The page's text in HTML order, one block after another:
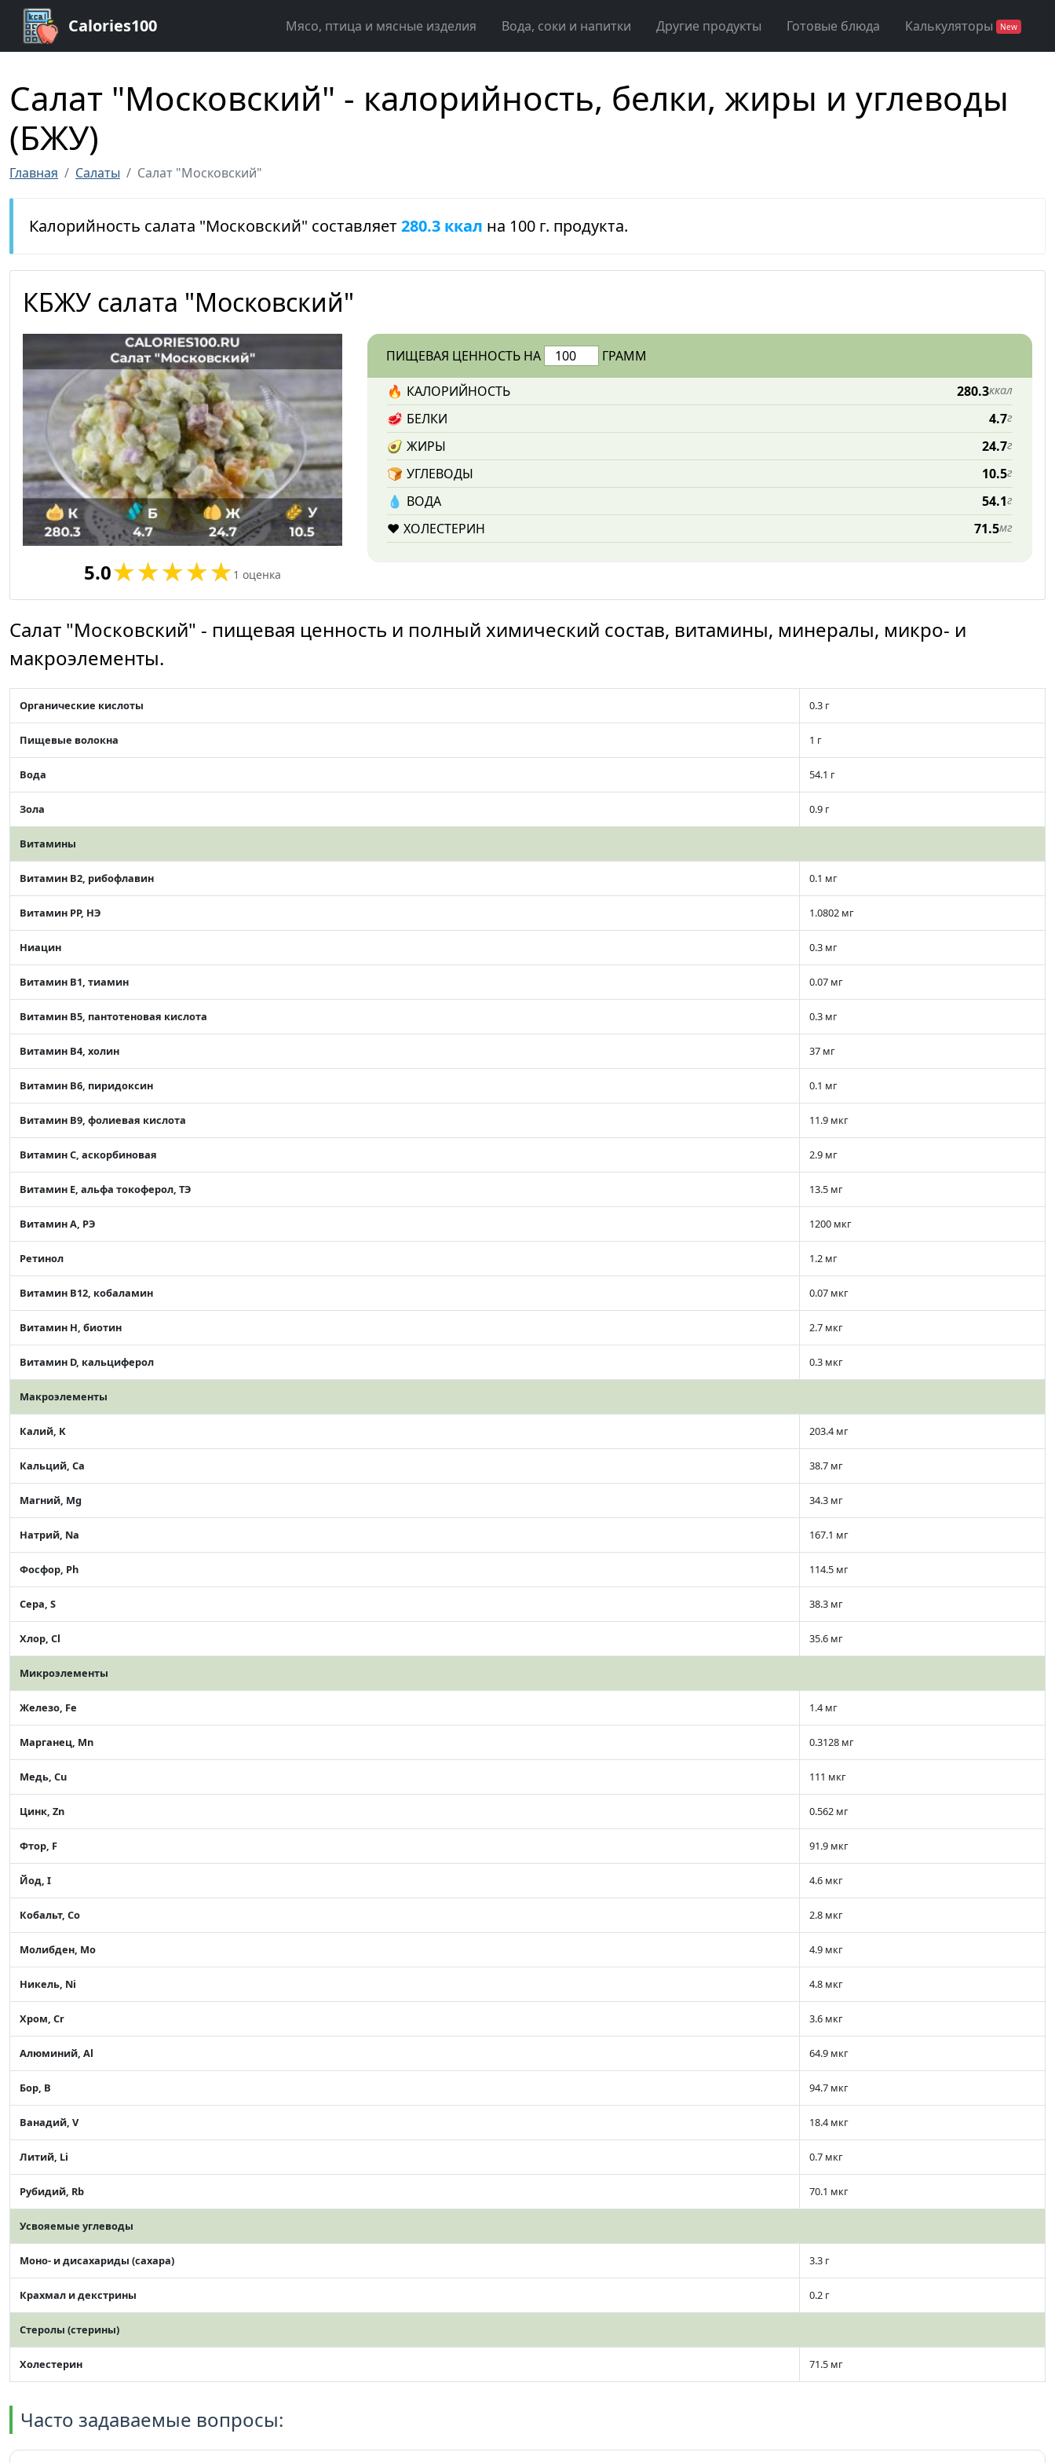
Calories100 Мясо, птица и мясные изделия Вода, соки и напитки Другие продукты Готовые блюда Калькуляторы New
Салат "Московский" - калорийность, белки, жиры и углеводы
(БЖУ)
Главная Салаты Салат "Московский"
Калорийность салата "Московский" составляет280.3 ккал на 100 г. продукта.
КБЖУ салата "Московский"
5.0 1 оценка
ПИЩЕВАЯ ЦЕННОСТЬ НА ГРАММ
🔥 КАЛОРИЙНОСТЬ 280.3ккал
🥩 БЕЛКИ 4.7г
🥑 ЖИРЫ 24.7г
🍞 УГЛЕВОДЫ 10.5г
💧️ ВОДА 54.1г
❤️ ХОЛЕСТЕРИН 71.5мг
Салат "Московский" - пищевая ценность и полный химический состав, витамины, минералы, микро- и
макроэлементы.
Органические кислоты 0.3 г
Пищевые волокна 1 г
Вода 54.1 г
Зола 0.9 г
Витамины
Витамин В2, рибофлавин 0.1 мг
Витамин РР, НЭ 1.0802 мг
Ниацин 0.3 мг
Витамин В1, тиамин 0.07 мг
Витамин В5, пантотеновая кислота 0.3 мг
Витамин В4, холин 37 мг
Витамин В6, пиридоксин 0.1 мг
Витамин В9, фолиевая кислота 11.9 мкг
Витамин C, аскорбиновая 2.9 мг
Витамин Е, альфа токоферол, ТЭ 13.5 мг
Витамин А, РЭ 1200 мкг
Ретинол 1.2 мг
Витамин В12, кобаламин 0.07 мкг
Витамин Н, биотин 2.7 мкг
Витамин D, кальциферол 0.3 мкг
Макроэлементы
Калий, K 203.4 мг
Кальций, Ca 38.7 мг
Магний, Mg 34.3 мг
Натрий, Na 167.1 мг
Фосфор, Ph 114.5 мг
Сера, S 38.3 мг
Хлор, Cl 35.6 мг
Микроэлементы
Железо, Fe 1.4 мг
Марганец, Mn 0.3128 мг
Медь, Cu 111 мкг
Цинк, Zn 0.562 мг
Фтор, F 91.9 мкг
Йод, I 4.6 мкг
Кобальт, Co 2.8 мкг
Молибден, Mo 4.9 мкг
Никель, Ni 4.8 мкг
Хром, Cr 3.6 мкг
Алюминий, Al 64.9 мкг
Бор, B 94.7 мкг
Ванадий, V 18.4 мкг
Литий, Li 0.7 мкг
Рубидий, Rb 70.1 мкг
Усвояемые углеводы
Моно- и дисахариды (сахара) 3.3 г
Крахмал и декстрины 0.2 г
Стеролы (стерины)
Холестерин 71.5 мг
Часто задаваемые вопросы: